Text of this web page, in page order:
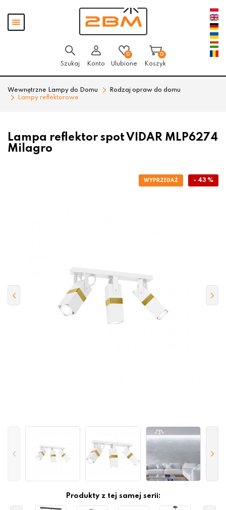
Pokaż
menu
Szukaj Konto
0
Ulubione
0
Koszyk
Wewnętrzne Lampy do Domu
Rodzaj opraw do domu
Lampy reflektorowe
Lampa reflektor spot VIDAR MLP6274
Milagro
- 43 %
Produkty z tej samej serii: